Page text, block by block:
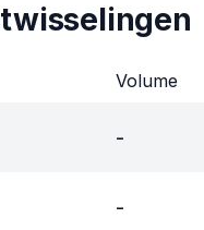
Volume
-
-